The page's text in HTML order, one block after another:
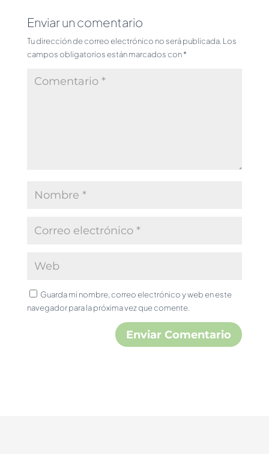
Enviar un comentario
Tu dirección de correo electrónico no será publicada. Los
campos obligatorios están marcados con*
Guarda mi nombre, correo electrónico y web en este
navegador para la próxima vez que comente.